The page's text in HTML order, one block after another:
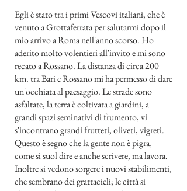
Egli è stato tra i primi Vescovi italiani, che è
venuto a Grottaferrata per salutarmi dopo il
mio arrivo a Roma nell'anno scorso. Ho
aderito molto volentieri all'invito e mi sono
recato a Rossano. La distanza di circa 200
km. tra Bari e Rossano mi ha permesso di dare
un'occhiata al paesaggio. Le strade sono
asfaltate, la terra è coltivata a giardini, a
grandi spazi seminativi di frumento, vi
s'incontrano grandi frutteti, oliveti, vigreti.
Questo è segno che la gente non è pigra,
come si suol dire e anche scrivere, ma lavora.
Inoltre si vedono sorgere i nuovi stabilimenti,
che sembrano dei grattacieli; le città si